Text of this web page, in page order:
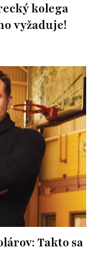
kolega
vyžaduje!
Takto sa